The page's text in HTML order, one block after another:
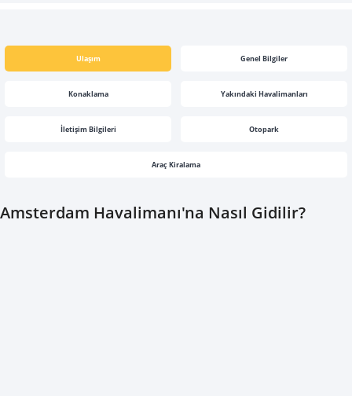
Ulaşım Genel Bilgiler
Konaklama Yakındaki Havalimanları
İletişim Bilgileri Otopark
Araç Kiralama
Amsterdam Havalimanı'na Nasıl Gidilir?